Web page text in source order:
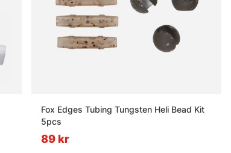
Fox Edges Tubing Tungsten Heli Bead Kit
5pcs
89 kr